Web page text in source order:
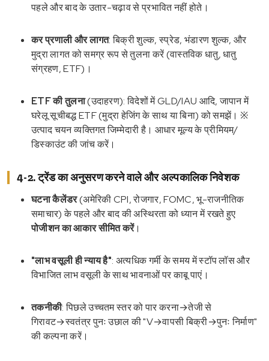
पहले और बाद के उतार-चढ़ाव से प्रभावित नहीं होते।
कर प्रणाली और लागत: बिक्री शुल्क, स्प्रेड, भंडारण शुल्क, और
मुद्रा लागत को समग्र रूप से तुलना करें (वास्तविक धातु, धातु
संग्रहण, ETF)।
ETF की तुलना(उदाहरण): विदेशों में GLD/IAU आदि, जापान में
घरेलू सूचीबद्ध ETF (मुद्रा हेजिंग के साथ या बिना) को समझें। ※
उत्पाद चयन व्यक्तिगत जिम्मेदारी है। आधार मूल्य के प्रीमियम/
डिस्काउंट की जांच करें।
4-2. ट्रेंड का अनुसरण करने वाले और अल्पकालिक निवेशक
घटना कैलेंडर(अमेरिकी CPI, रोजगार, FOMC, भू-राजनीतिक
समाचार) के पहले और बाद की अस्थिरता को ध्यान में रखते हुए
पोजीशन का आकार सीमित करें।
"लाभ वसूली ही न्याय है": अत्यधिक गर्मी के समय में स्टॉप लॉस और
विभाजित लाभ वसूली के साथ भावनाओं पर काबू पाएं।
तकनीकी: पिछले उच्चतम स्तर को पार करना→तेजी से
गिरावट→स्वतंत्र पुनः उछाल की "V→वापसी बिक्री→पुनः निर्माण"
की कल्पना करें।